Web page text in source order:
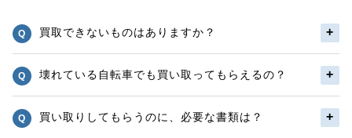
買取できないものはありますか？
壊れている自転車でも買い取ってもらえるの？
買い取りしてもらうのに、必要な書類は？